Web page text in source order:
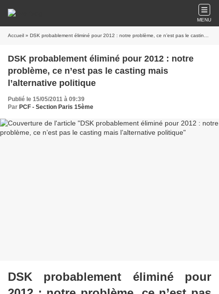
MENU
Accueil » DSK probablement éliminé pour 2012 : notre problème, ce n’est pas le casting mais l’alternative politique
DSK probablement éliminé pour 2012 : notre
problème, ce n’est pas le casting mais
l’alternative politique
Publié le 15/05/2011 à 09:39
Par PCF - Section Paris 15ème
DSK probablement éliminé pour